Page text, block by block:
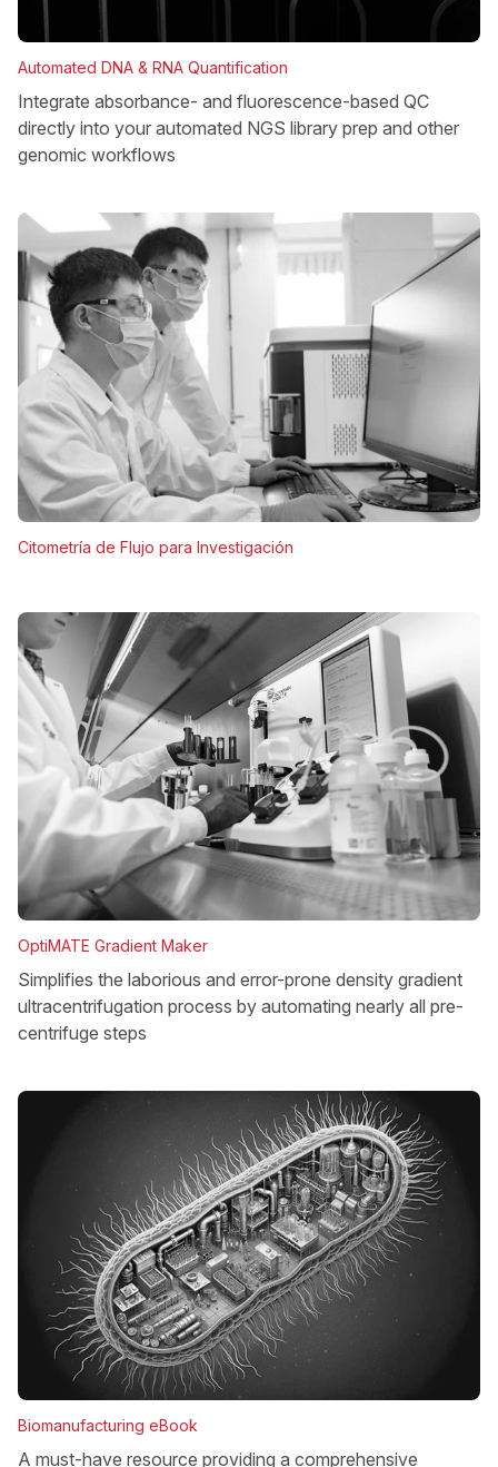
Automated DNA & RNA Quantification
Integrate absorbance- and fluorescence-based QC
directly into your automated NGS library prep and other
genomic workflows
Citometría de Flujo para Investigación
OptiMATE Gradient Maker
Simplifies the laborious and error-prone density gradient
ultracentrifugation process by automating nearly all pre-
centrifuge steps
Biomanufacturing eBook
A must-have resource providing a comprehensive